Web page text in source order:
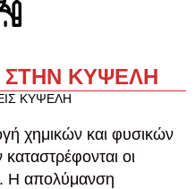
ΣΤΗΝ ΚΥΨΕΛΗ
ΚΥΨΕΛΗ
χημικών και φυσικών
οι
Η απολύμανση